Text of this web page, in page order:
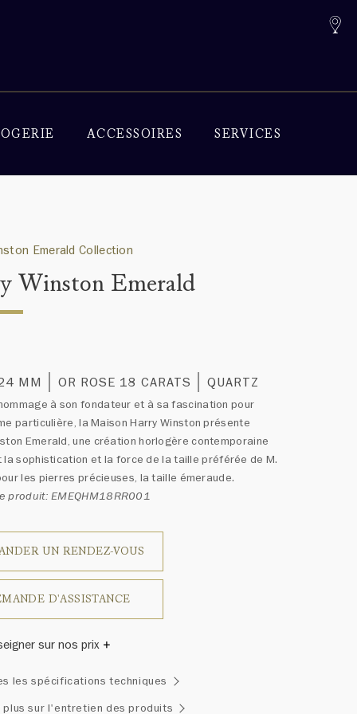
ACCESSOIRES SERVICES
Emerald Collection
Winston Emerald
MM OR ROSE 18 CARATS QUARTZ
à son fondateur et à sa fascination pour
particulière, la Maison Harry Winston présente
Emerald, une création horlogère contemporaine
la sophistication et la force de la taille préférée de M.
les pierres précieuses, la taille émeraude.
produit: EMEQHM18RR001
UN RENDEZ-VOUS
D'ASSISTANCE
sur nos prix
Chaque bijou de la Maison Harry Winston présente
exclusif de diamants uniques et de pierres
les spécifications techniques
plus sur l'entretien des produits